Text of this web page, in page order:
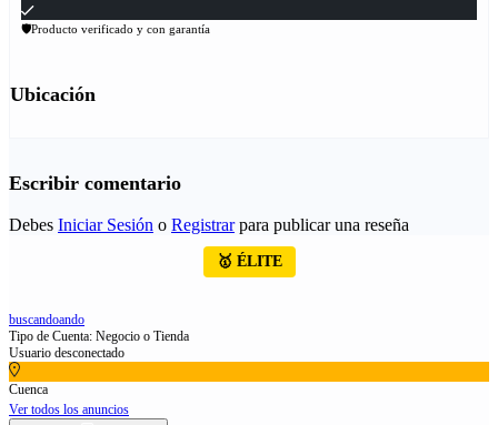
🛡Producto verificado y con garantía
Ubicación
Escribir comentario
Debes Iniciar Sesión o Registrarpara publicar una reseña
🥇 ÉLITE
buscandoando
Tipo de Cuenta: Negocio o Tienda
Usuario desconectado
Cuenca
Ver todos los anuncios